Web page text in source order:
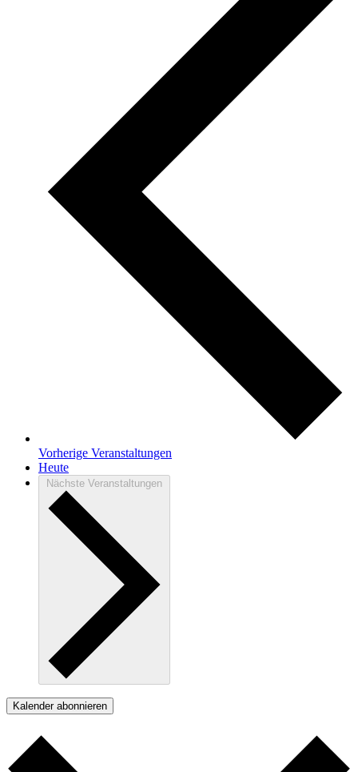
Vorherige Veranstaltungen
Heute
Nächste Veranstaltungen
Kalender abonnieren